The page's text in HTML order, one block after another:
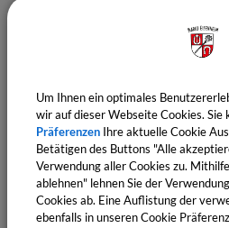
OpenStreetMap
nicht
Bitte aktivieren Sie
Cookie
Cookies
Um Ihnen ein optimales
wir auf dieser Webseite Cookies. Sie
Präferenzen Ihre aktuelle Cookie
Betätigen des Buttons "Alle
Verwendung aller Cookies zu.
ablehnen" lehnen Sie der
Cookies ab. Eine Auflistung der
ebenfalls in unseren Cookie